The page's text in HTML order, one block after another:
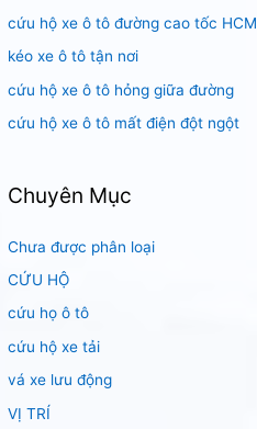
m
:
cứu hộ xe ô tô đường cao tốc HCM
kéo xe ô tô tận nơi
cứu hộ xe ô tô hỏng giữa đường
cứu hộ xe ô tô mất điện đột ngột
Chuyên Mục
Chưa được phân loại
CỨU HỘ
cứu họ ô tô
cứu hộ xe tải
vá xe lưu động
VỊ TRÍ